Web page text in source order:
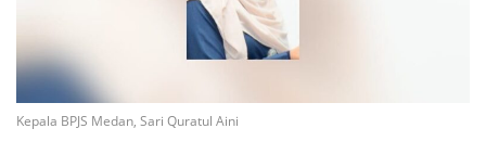
Kepala BPJS Medan, Sari Quratul Aini